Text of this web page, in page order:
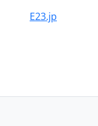
E23.jp